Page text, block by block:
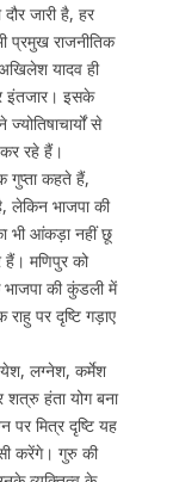
जारी है, हर
प्रमुख राजनीतिक
यादव ही
इंतजार। इसके
से
रहे हैं।
गुप्ता कहते हैं,
लेकिन भाजपा की
भी आंकड़ा नहीं छू
मणिपुर को
भाजपा की कुंडली में
पर दृष्टि गड़ाए
लग्नेश, कर्मेश
शत्रु हंता योग बना
पर मित्र दृष्टि यह
करेंगे। गुरु की